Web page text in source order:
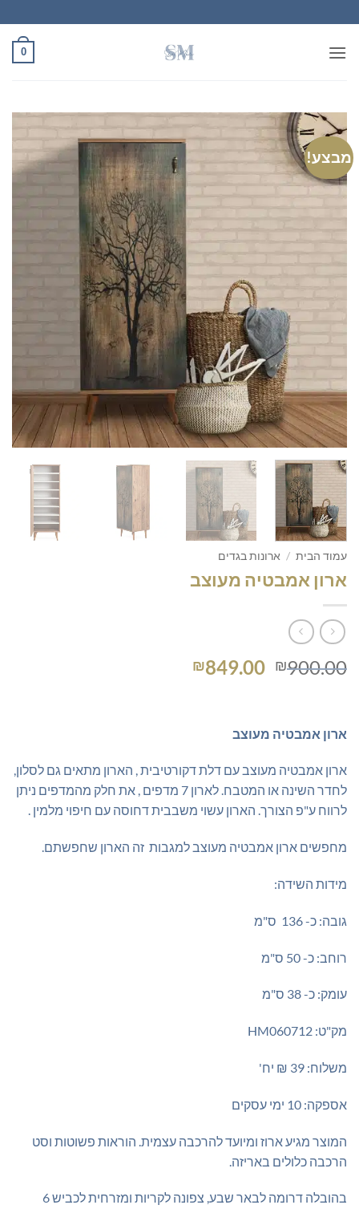
to
content
0
מבצע!
עמוד הבית / ארונות בגדים
ארון אמבטיה מעוצב
₪900.00
המחיר ₪849.00
ארון אמבטיה מעוצב
ארון אמבטיה מעוצב עם דלת דקורטיבית , הארון מתאים גם לסלון,
לחדר השינה או המטבח. לארון 7 מדפים , את חלק מהמדפים ניתן
לרווח ע"פ הצורך. הארון עשוי משבבית דחוסה עם חיפוי מלמין .
מחפשים ארון אמבטיה מעוצב למגבות זה הארון שחפשתם.
מידות השידה:
גובה: כ- 136 ס"מ
רוחב: כ- 50 ס"מ
עומק: כ- 38 ס"מ
מק"ט: HM060712
משלוח: 39 ₪ יח'
אספקה: 10 ימי עסקים
המוצר מגיע ארוז ומיועד להרכבה עצמית. הוראות פשוטות וסט
הרכבה כלולים באריזה.
בהובלה דרומה לבאר שבע, צפונה לקריות ומזרחית לכביש 6